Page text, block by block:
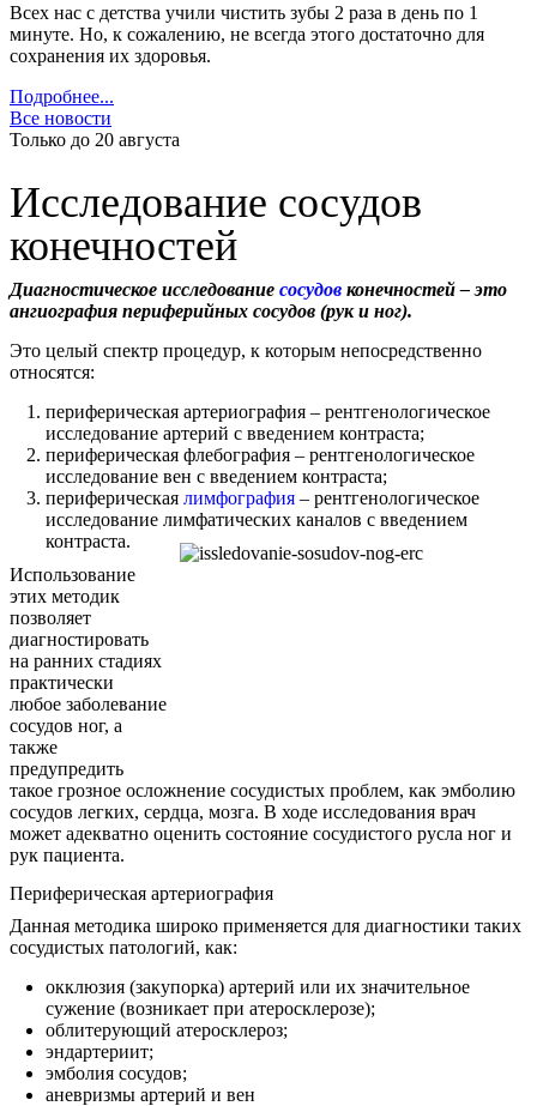
Всех нас с детства учили чистить зубы 2 раза в день по 1
минуте. Но, к сожалению, не всегда этого достаточно для
сохранения их здоровья.
Подробнее...
Все новости
Только до 20 августа
Исследование сосудов
конечностей
Диагностическое исследование сосудов конечностей – это
ангиография периферийных сосудов (рук и ног).
Это целый спектр процедур, к которым непосредственно
относятся:
периферическая артериография – рентгенологическое
исследование артерий с введением контраста;
периферическая флебография – рентгенологическое
исследование вен с введением контраста;
периферическая лимфография – рентгенологическое
исследование лимфатических каналов с введением
контраста.
Использование
этих методик
позволяет
диагностировать
на ранних стадиях
практически
любое заболевание
сосудов ног, а
также
предупредить
такое грозное осложнение сосудистых проблем, как эмболию
сосудов легких, сердца, мозга. В ходе исследования врач
может адекватно оценить состояние сосудистого русла ног и
рук пациента.
Периферическая артериография
Данная методика широко применяется для диагностики таких
сосудистых патологий, как:
окклюзия (закупорка) артерий или их значительное
сужение (возникает при атеросклерозе);
облитерующий атеросклероз;
эндартериит;
эмболия сосудов;
аневризмы артерий и вен